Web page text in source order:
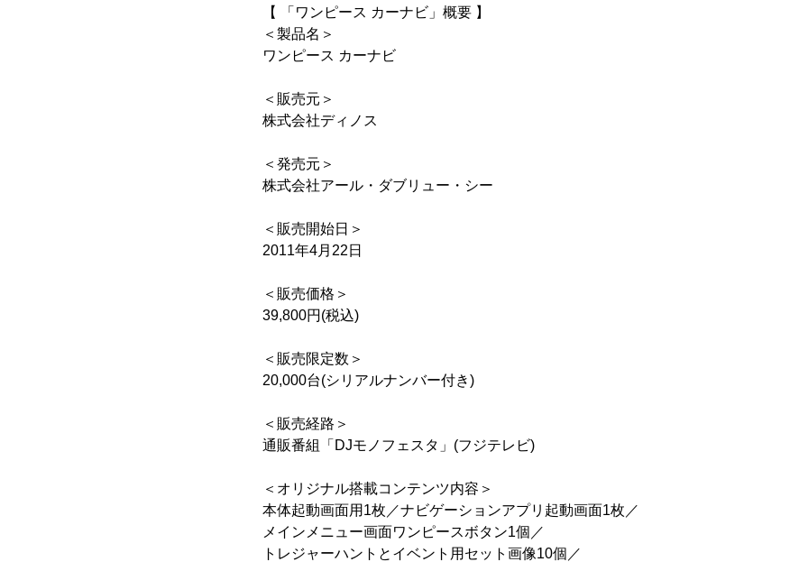
【 「ワンピース カーナビ」概要 】
＜製品名＞
ワンピース カーナビ
＜販売元＞
株式会社ディノス
＜発売元＞
株式会社アール・ダブリュー・シー
＜販売開始日＞
2011年4月22日
＜販売価格＞
39,800円(税込)
＜販売限定数＞
20,000台(シリアルナンバー付き)
＜販売経路＞
通販番組「DJモノフェスタ」(フジテレビ)
＜オリジナル搭載コンテンツ内容＞
本体起動画面用1枚／ナビゲーションアプリ起動画面1枚／
メインメニュー画面ワンピースボタン1個／
トレジャーハントとイベント用セット画像10個／